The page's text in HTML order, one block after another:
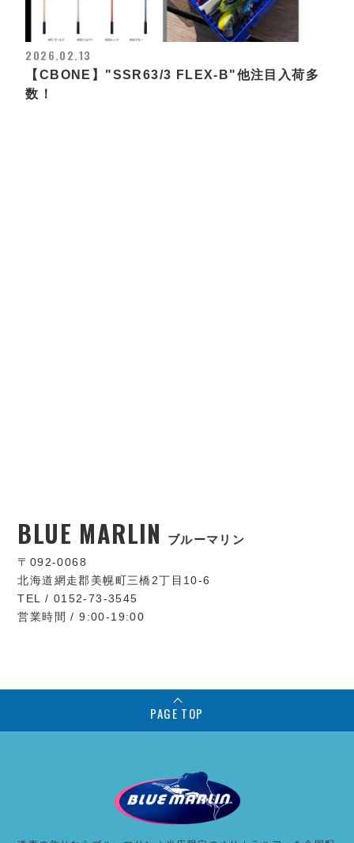
2026.02.13
【CBONE】"SSR63/3 FLEX-B"他注目入荷多
数！
BLUE MARLIN ブルーマリン
〒092-0068
北海道網走郡美幌町三橋2丁目10-6
TEL / 0152-73-3545
営業時間 / 9:00-19:00
PAGE TOP